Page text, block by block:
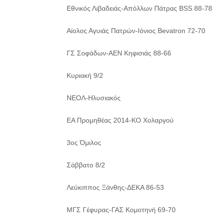
Εθνικός Λιβαδειάς-Απόλλων Πάτρας BSS 88-78
Αίολος Αγυιάς Πατρών-Ιόνιος Bevatron 72-70
ΓΣ Σοφάδων-ΑΕΝ Κηφισιάς 88-66
Κυριακή 9/2
ΝΕΟΛ-Ηλυσιακός
EA Προμηθέας 2014-KO Χολαργού
3ος Όμιλος
Σάββατο 8/2
Λεύκιππος Ξάνθης-ΔΕΚΑ 86-53
ΜΓΣ Γέφυρας-ΓΑΣ Κομοτηνή 69-70